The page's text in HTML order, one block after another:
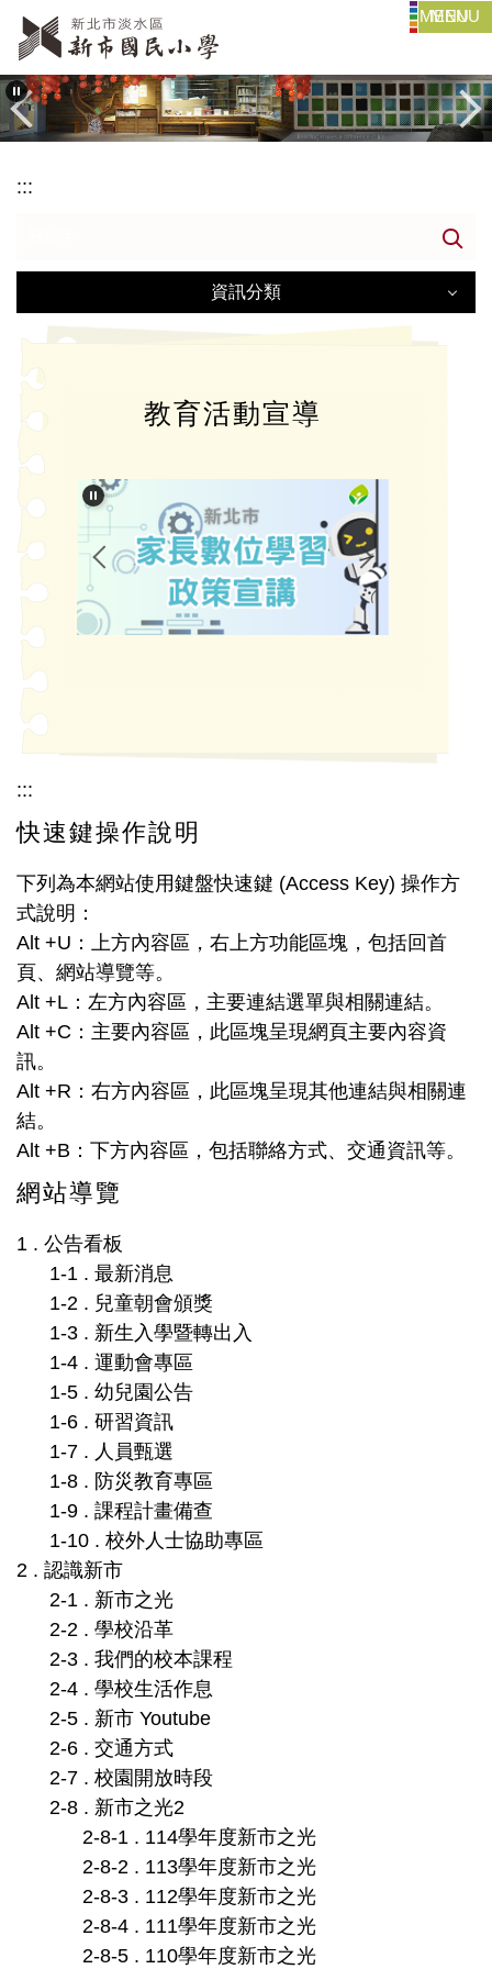
跳
到
主
要
內
區
MENU
:::
資訊分類
認識新市
新市團隊
學校 Fans 家族
家長專區
校園法規
意見回饋信箱
防治藥物濫用專區
教育活動宣導
:::
快速鍵操作說明
下列為本網站使用鍵盤快速鍵 (Access Key) 操作方
式說明：
Alt +U：上方內容區，右上方功能區塊，包括回首
頁、網站導覽等。
Alt +L：左方內容區，主要連結選單與相關連結。
Alt +C：主要內容區，此區塊呈現網頁主要內容資
訊。
Alt +R：右方內容區，此區塊呈現其他連結與相關連
結。
Alt +B：下方內容區，包括聯絡方式、交通資訊等。
網站導覽
1 . 公告看板
1-1 . 最新消息
1-2 . 兒童朝會頒獎
1-3 . 新生入學暨轉出入
1-4 . 運動會專區
1-5 . 幼兒園公告
1-6 . 研習資訊
1-7 . 人員甄選
1-8 . 防災教育專區
1-9 . 課程計畫備查
1-10 . 校外人士協助專區
2 . 認識新市
2-1 . 新市之光
2-2 . 學校沿革
2-3 . 我們的校本課程
2-4 . 學校生活作息
2-5 . 新市 Youtube
2-6 . 交通方式
2-7 . 校園開放時段
2-8 . 新市之光2
2-8-1 . 114學年度新市之光
2-8-2 . 113學年度新市之光
2-8-3 . 112學年度新市之光
2-8-4 . 111學年度新市之光
2-8-5 . 110學年度新市之光